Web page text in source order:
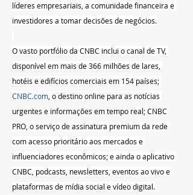
líderes empresariais, a comunidade financeira e
investidores a tomar decisões de negócios.
O vasto portfólio da CNBC inclui o canal de TV,
disponível em mais de 366 milhões de lares,
hotéis e edifícios comerciais em 154 países;
CNBC.com , o destino online para as notícias
urgentes e informações em tempo real; CNBC
PRO, o serviço de assinatura premium da rede
com acesso prioritário aos mercados e
influenciadores econômicos; e ainda o aplicativo
CNBC, podcasts, newsletters, eventos ao vivo e
plataformas de mídia social e vídeo digital.